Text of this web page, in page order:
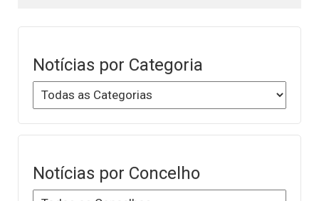
Notícias por Categoria
Notícias por Concelho